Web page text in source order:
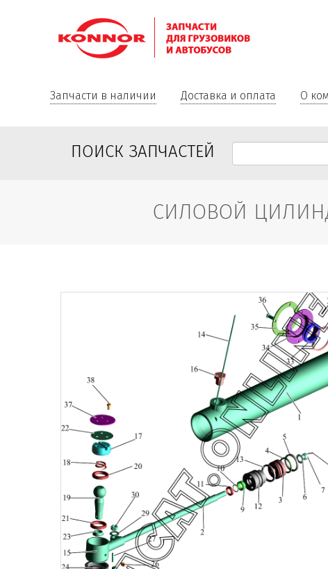
Запчасти в наличии Доставка и оплата О
ПОИСК ЗАПЧАСТЕЙ
СИЛОВОЙ